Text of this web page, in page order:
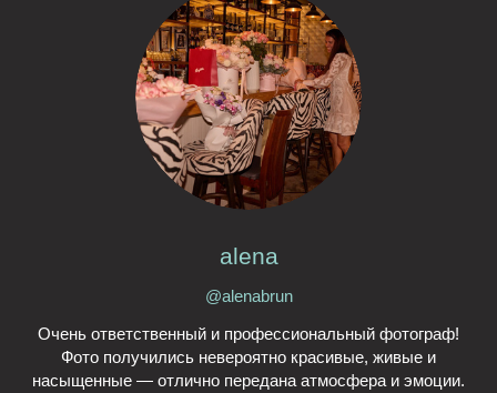
alena
@alenabrun
Очень ответственный и профессиональный фотограф!
Фото получились невероятно красивые, живые и
насыщенные — отлично передана атмосфера и эмоции.